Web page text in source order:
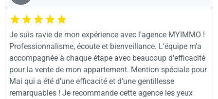
Je suis ravie de mon expérience avec l'agence MYIMMO !
Professionnalisme, écoute et bienveillance. L’équipe m’a
accompagnée à chaque étape avec beaucoup d'efficacité
pour la vente de mon appartement. Mention spéciale pour
Mai qui a été d’une efficacité et d’une gentillesse
remarquables ! Je recommande cette agence les yeux